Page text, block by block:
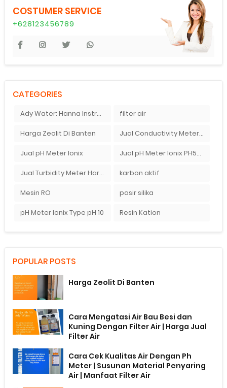
COSTUMER SERVICE
+628123456789
CATEGORIES
Ady Water: Hanna Instruments HI9126 filter air
Harga Zeolit Di Banten Jual Conductivity Meter Di Jakarta Pusat
Jual pH Meter Ionix Jual pH Meter Ionix PH50 Di Ady Water Bandung
Jual Turbidity Meter Harga Murah karbon aktif
Mesin RO pasir silika
pH Meter Ionix Type pH 10 Resin Kation
POPULAR POSTS
Harga Zeolit Di Banten
Cara Mengatasi Air Bau Besi dan
Kuning Dengan Filter Air | Harga Jual
Filter Air
Cara Cek Kualitas Air Dengan Ph
Meter | Susunan Material Penyaring
Air | Manfaat Filter Air